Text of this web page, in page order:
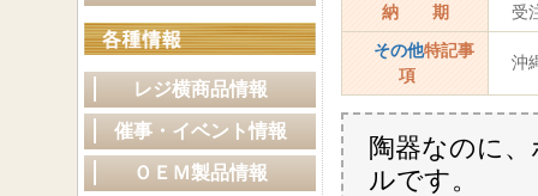
納 期
受
その他特記事
項
沖
陶器なのに
ルです。
レジ横商品情報
催事・イベント情報
ＯＥＭ製品情報